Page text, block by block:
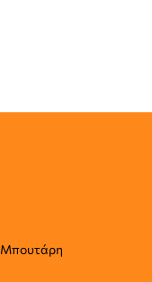
Μπουτάρη